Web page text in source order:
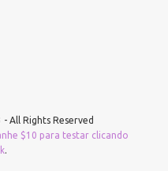
All Rights Reserved
$10 para testar clicando
.